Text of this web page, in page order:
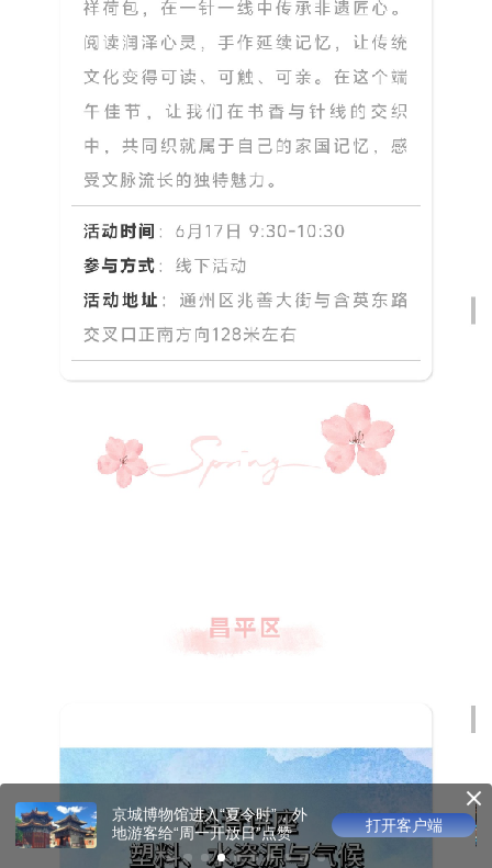
光影版乾隆花园邀观众沉浸
游园
打开客户端